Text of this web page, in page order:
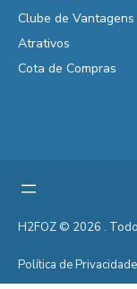
Clube de Vantagens
Atrativos
Cota de Compras
H2FOZ © 2026 .
Política de Privacidade